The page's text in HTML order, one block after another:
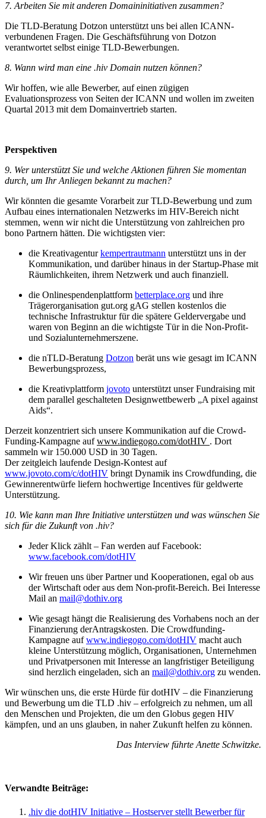
7. Arbeiten Sie mit anderen Domaininitiativen zusammen?
Die TLD-Beratung Dotzon unterstützt uns bei allen ICANN-
verbundenen Fragen. Die Geschäftsführung von Dotzon
verantwortet selbst einige TLD-Bewerbungen.
8. Wann wird man eine .hiv Domain nutzen können?
Wir hoffen, wie alle Bewerber, auf einen zügigen
Evaluationsprozess von Seiten der ICANN und wollen im zweiten
Quartal 2013 mit dem Domainvertrieb starten.
Perspektiven
9. Wer unterstützt Sie und welche Aktionen führen Sie momentan
durch, um Ihr Anliegen bekannt zu machen?
Wir könnten die gesamte Vorarbeit zur TLD-Bewerbung und zum
Aufbau eines internationalen Netzwerks im HIV-Bereich nicht
stemmen, wenn wir nicht die Unterstützung von zahlreichen pro
bono Partnern hätten. Die wichtigsten vier:
die Kreativagenturkempertrautmann unterstützt uns in der
Kommunikation, und darüber hinaus in der Startup-Phase mit
Räumlichkeiten, ihrem Netzwerk und auch finanziell.
die Onlinespendenplattform betterplace.org und ihre
Trägerorganisation gut.org gAG stellen kostenlos die
technische Infrastruktur für die spätere Geldervergabe und
waren von Beginn an die wichtigste Tür in die Non-Profit-
und Sozialunternehmerszene.
die nTLD-Beratung Dotzon berät uns wie gesagt im ICANN
Bewerbungsprozess,
die Kreativplattform jovoto unterstützt unser Fundraising mit
dem parallel geschalteten Designwettbewerb „A pixel against
Aids“.
Derzeit konzentriert sich unsere Kommunikation auf die Crowd-
Funding-Kampagne aufwww.indiegogo.com/dotHIV . Dort
sammeln wir 150.000 USD in 30 Tagen.
Der zeitgleich laufende Design-Kontest auf
www.jovoto.com/c/dotHIV bringt Dynamik ins Crowdfunding, die
Gewinnerentwürfe liefern hochwertige Incentives für geldwerte
Unterstützung.
10. Wie kann man Ihre Initiative unterstützen und was wünschen Sie
sich für die Zukunft von .hiv?
Jeder Klick zählt – Fan werden auf Facebook:
www.facebook.com/dotHIV
Wir freuen uns über Partner und Kooperationen, egal ob aus
der Wirtschaft oder aus dem Non-profit-Bereich. Bei Interesse
Mail an mail@dothiv.org
Wie gesagt hängt die Realisierung des Vorhabens noch an der
Finanzierung derAntragskosten. Die Crowdfunding-
Kampagne aufwww.indiegogo.com/dotHIV macht auch
kleine Unterstützung möglich, Organisationen, Unternehmen
und Privatpersonen mit Interesse an langfristiger Beteiligung
sind herzlich eingeladen, sich an mail@dothiv.org zu wenden.
Wir wünschen uns, die erste Hürde für dotHIV – die Finanzierung
und Bewerbung um die TLD .hiv – erfolgreich zu nehmen, um all
den Menschen und Projekten, die um den Globus gegen HIV
kämpfen, und an uns glauben, in naher Zukunft helfen zu können.
Das Interview führte Anette Schwitzke.
Verwandte Beiträge:
.hiv die dotHIV Initiative – Hostserver stellt Bewerber für